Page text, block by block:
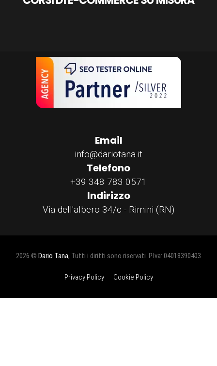
Email
info@dariotana.it
Telefono
+39 348 783 0571
Indirizzo
Via dell'albero 34/c - Rimini (RN)
2026 © Dario Tana, Tutti i diritti sono riservati. P.Iva: 04018390403
Privacy Policy Cookie Policy